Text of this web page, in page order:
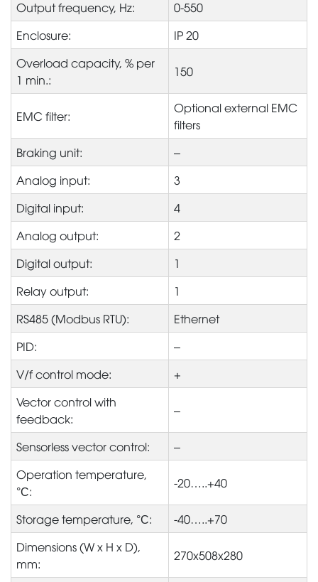
Output frequency, Hz:
0-550
Enclosure:
IP 20
Overload capacity, % per
1 min.:
150
EMC filter:
Optional external EMC
filters
Braking unit:
–
Analog input:
3
Digital input:
4
Analog output:
2
Digital output:
1
Relay output:
1
RS485 (Modbus RTU):
Ethernet
PID:
–
V/f control mode:
+
Vector control with
feedback:
–
Sensorless vector control:
–
Operation temperature,
°С:
-20…..+40
Storage temperature, °С:
-40…..+70
Dimensions (W x H x D),
mm:
270x508x280